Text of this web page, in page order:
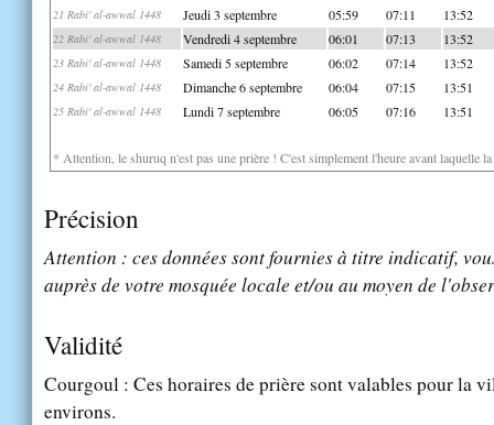
21 Rabi' al-awwal 1448 Jeudi 3 septembre 05:59 07:11 13:52
22 Rabi' al-awwal 1448 Vendredi 4 septembre 06:01 07:13 13:52
23 Rabi' al-awwal 1448 Samedi 5 septembre 06:02 07:14 13:52
24 Rabi' al-awwal 1448 Dimanche 6 septembre 06:04 07:15 13:51
25 Rabi' al-awwal 1448 Lundi 7 septembre 06:05 07:16 13:51
* Attention, le shuruq n'est pas une prière ! C'est simplement l'heure avant laquelle
Précision
Attention : ces données sont fournies à titre indicatif,
auprès de votre mosquée locale et/ou au moyen de
Validité
Courgoul : Ces horaires de prière sont valables pour la
environs.